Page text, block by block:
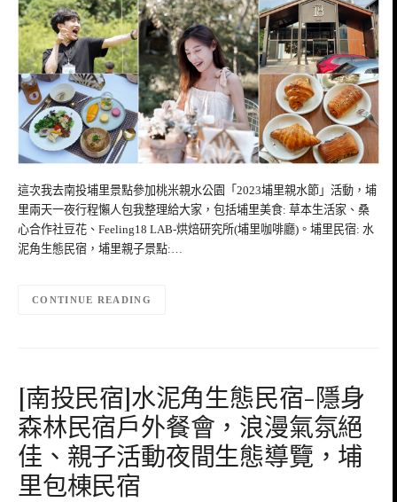
這次我去南投埔里景點參加桃米親水公園「2023埔里親水節」活動，埔
里兩天一夜行程懶人包我整理給大家，包括埔里美食: 草本生活家、桑
心合作社豆花、Feeling18 LAB-烘焙研究所(埔里咖啡廳)。埔里民宿: 水
泥角生態民宿，埔里親子景點:…
CONTINUE READING
[南投民宿]水泥角生態民宿-隱身
森林民宿戶外餐會，浪漫氣氛絕
佳、親子活動夜間生態導覽，埔
里包棟民宿